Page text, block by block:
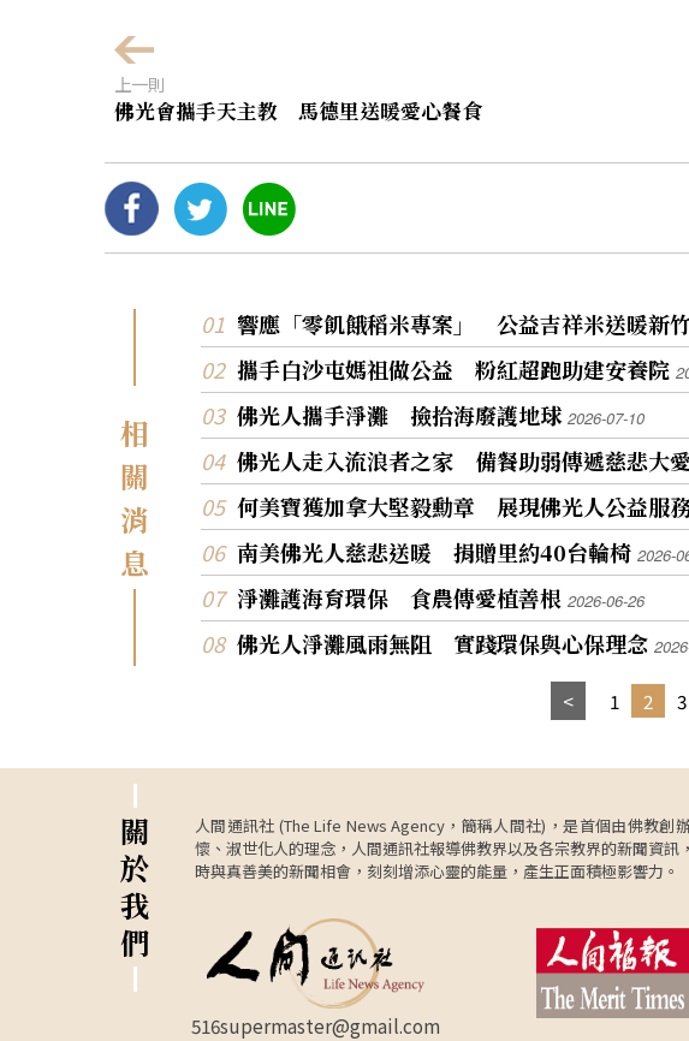
上一則
佛光會攜手天主教 馬德里送暖愛心餐食
相
關
消
息
響應「零飢餓稻米專案」 公益吉祥米送暖新
攜手白沙屯媽祖做公益 粉紅超跑助建安養院
佛光人攜手淨灘 撿拾海廢護地球 2026-07-10
佛光人走入流浪者之家 備餐助弱傳遞慈悲大
何美寶獲加拿大堅毅勳章 展現佛光人公益服
南美佛光人慈悲送暖 捐贈里約40台輪椅 2026-
淨灘護海育環保 食農傳愛植善根 2026-06-26
佛光人淨灘風雨無阻 實踐環保與心保理念
1 2 3
關
於
我
們
人間通訊社 (The Life News Agency，簡稱人間社)，是首個由佛教
懷、淑世化人的理念，人間通訊社報導佛教界以及各宗教界的新聞資
時與真善美的新聞相會，刻刻增添心靈的能量，產生正面積極影響力。
516supermaster@gmail.com